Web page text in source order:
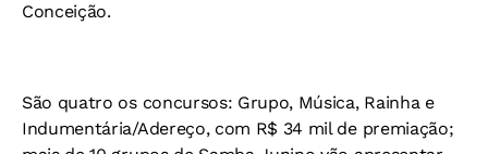
Conceição.
São quatro os concursos: Grupo, Música, Rainha e
Indumentária/Adereço, com R$ 34 mil de premiação;